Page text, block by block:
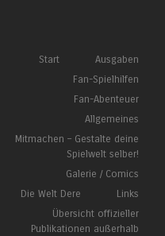
Springe zum Inhalt
Start
Ausgaben
Fan-Spielhilfen
Fan-Abenteuer
Allgemeines
Mitmachen – Gestalte deine
Spielwelt selber!
Galerie / Comics
Die Welt Dere
Links
Übersicht offizieller
Publikationen außerhalb